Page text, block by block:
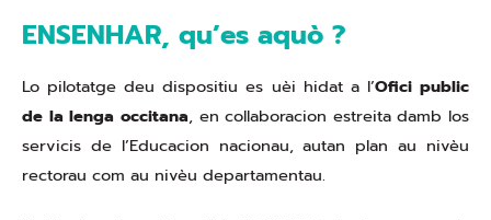
ENSENHAR, qu’es aquò ?
Lo pilotatge deu dispositiu es uèi hidat a l’Ofici public
de la lenga occitana, en collaboracion estreita damb los
servicis de l’Educacion nacionau, autan plan au nivèu
rectorau com au nivèu departamentau.